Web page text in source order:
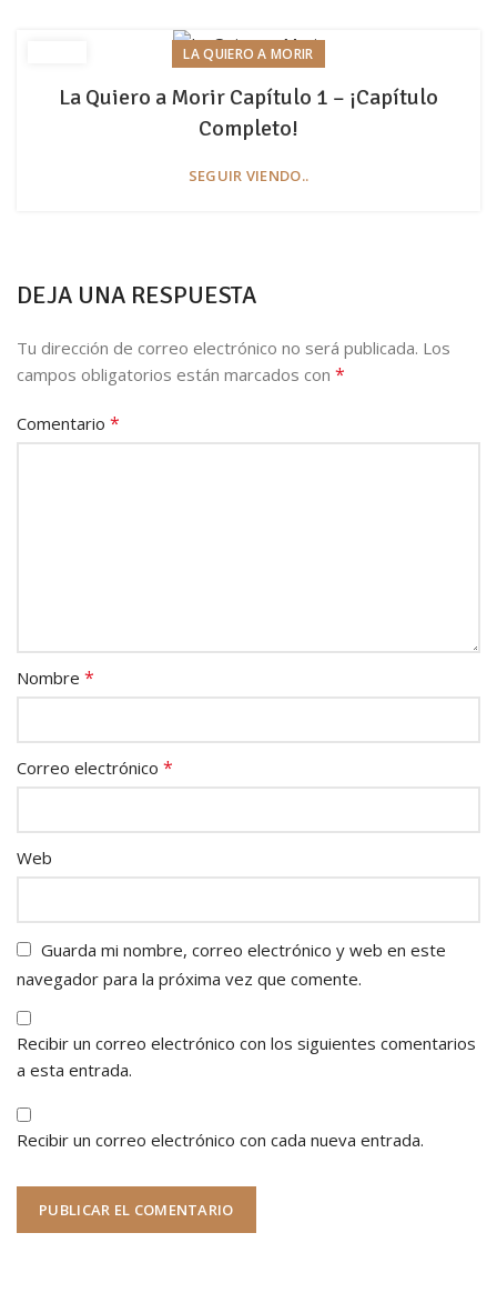
LA QUIERO A MORIR
La Quiero a Morir Capítulo 1 – ¡Capítulo
Completo!
SEGUIR VIENDO..
DEJA UNA RESPUESTA
Tu dirección de correo electrónico no será publicada. Los
campos obligatorios están marcados con *
Comentario *
Nombre *
Correo electrónico *
Web
Guarda mi nombre, correo electrónico y web en este
navegador para la próxima vez que comente.
Recibir un correo electrónico con los siguientes comentarios
a esta entrada.
Recibir un correo electrónico con cada nueva entrada.